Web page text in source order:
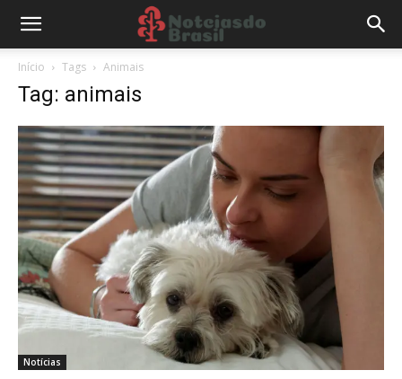
Início Tags Animais
Tag: animais
Notícias